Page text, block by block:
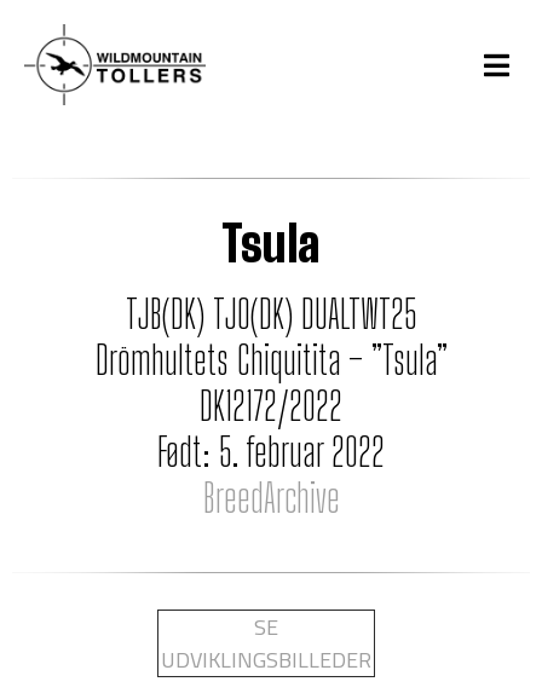
Tsula
TJB(DK) TJO(DK) DUALTWT25
Drömhultets Chiquitita – ”Tsula”
DK12172/2022
Født: 5. februar 2022
BreedArchive
SE
UDVIKLINGSBILLEDER